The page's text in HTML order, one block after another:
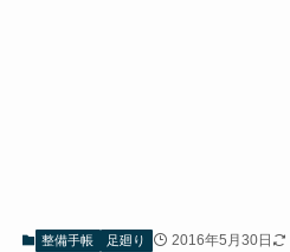
整備手帳 足廻り 2016年5月30日